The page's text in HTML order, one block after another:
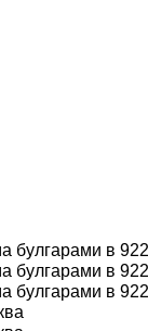
в 922
в 922
в 922